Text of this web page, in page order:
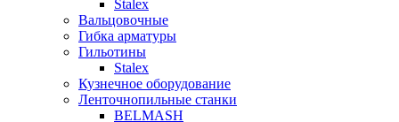
Stalex
Вальцовочные
Гибка арматуры
Гильотины
Stalex
Кузнечное оборудование
Ленточнопильные станки
BELMASH